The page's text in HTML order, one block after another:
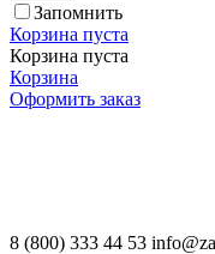
Запомнить
Корзина пуста
Корзина пуста
Корзина
Оформить заказ
8 (800) 333 44 53